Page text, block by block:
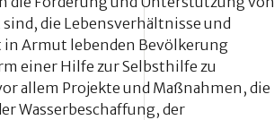
die Lebensverhältnisse und
Armut lebenden Bevölkerung
einer Hilfe zur Selbsthilfe zu
allem Projekte und Maßnahmen, die
Wasserbeschaffung, der